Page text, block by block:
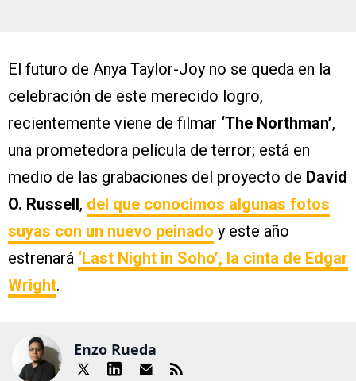
El futuro de Anya Taylor-Joy no se queda en la
celebración de este merecido logro,
recientemente viene de filmar ‘The Northman’,
una prometedora película de terror; está en
medio de las grabaciones del proyecto de David
O. Russell, del que conocimos algunas fotos
suyas con un nuevo peinado y este año
estrenará ‘Last Night in Soho’, la cinta de Edgar
Wright.
Enzo Rueda